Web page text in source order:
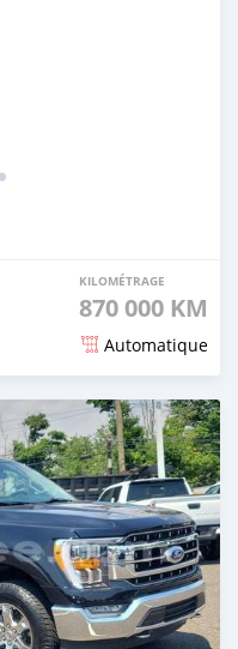
KILOMÉTRAGE
870 000 KM
Automatique